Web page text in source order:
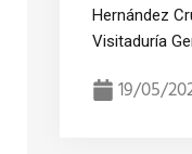
Hernández
Visitaduría
19/05/